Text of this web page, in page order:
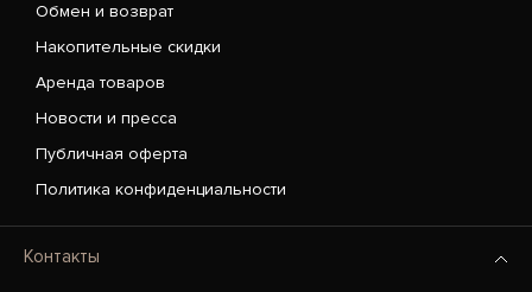
Обмен и возврат
Накопительные скидки
Аренда товаров
Новости и пресса
Публичная оферта
Политика конфиденциальности
Контакты